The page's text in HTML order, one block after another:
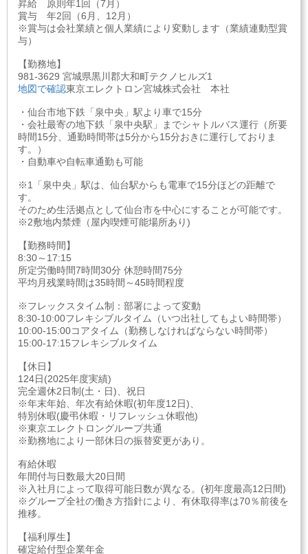
昇給 原則年1回（7月）
賞与 年2回（6月、12月）
※賞与は会社業績と個人業績により変動します（業績連動型賞
与）
【勤務地】
981-3629 宮城県黒川郡大和町テクノヒルズ1
地図で確認東京エレクトロン宮城株式会社 本社
・仙台市地下鉄「泉中央」駅より車で15分
・会社最寄の地下鉄「泉中央駅」までシャトルバス運行（所要
時間15分、通勤時間帯は5分から15分おきに運行しておりま
す。）
・自動車や自転車通勤も可能
※1「泉中央」駅は、仙台駅からも電車で15分ほどの距離で
す。
そのため生活拠点として仙台市を中心にすることが可能です。
※2敷地内禁煙（屋内喫煙可能場所あり)
【勤務時間】
8:30～17:15
所定労働時間7時間30分 休憩時間75分
平均月残業時間は35時間～45時間程度
※フレックスタイム制：部署によって変動
8:30-10:00フレキシブルタイム（いつ出社してもよい時間帯）
10:00-15:00コアタイム（勤務しなければならない時間帯）
15:00-17:15フレキシブルタイム
【休日】
124日(2025年度実績)
完全週休2日制(土・日)、祝日
※年末年始、年次有給休暇(初年度12日)、
特別休暇(慶弔休暇・リフレッシュ休暇他)
※東京エレクトロングループ共通
※勤務地により一部休日の振替変更があり。
有給休暇
年間付与日数最大20日間
※入社月によって取得可能日数が異なる。(初年度最高12日間)
※グループ全社の働き方指針により、有休取得率は70％前後を
推移。
【福利厚生】
確定給付型企業年金